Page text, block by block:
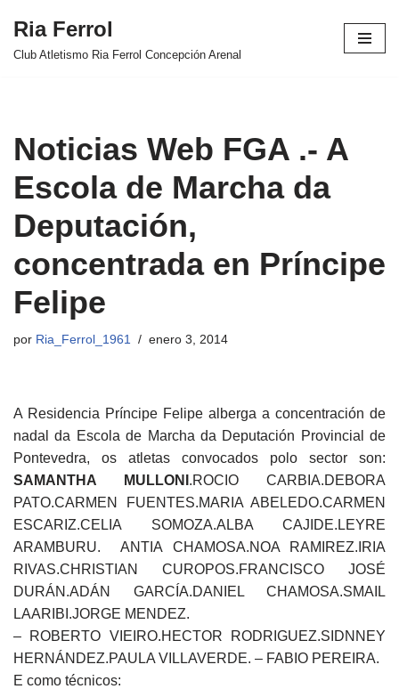
Saltar
Ria Ferrol
Club Atletismo Ria Ferrol Concepción Arenal
Noticias Web FGA .- A
Escola de Marcha da
Deputación,
concentrada en Príncipe
Felipe
por Ria_Ferrol_1961 enero 3, 2014
A Residencia Príncipe Felipe alberga a concentración de
nadal da Escola de Marcha da Deputación Provincial de
Pontevedra, os atletas convocados polo sector son:
SAMANTHA MULLONI .ROCIO CARBIA.DEBORA
PATO.CARMEN FUENTES.MARIA ABELEDO.CARMEN
ESCARIZ.CELIA SOMOZA.ALBA CAJIDE.LEYRE
ARAMBURU. ANTIA CHAMOSA.NOA RAMIREZ.IRIA
RIVAS.CHRISTIAN CUROPOS.FRANCISCO JOSÉ
DURÁN.ADÁN GARCÍA.DANIEL CHAMOSA.SMAIL
LAARIBI.JORGE MENDEZ.
– ROBERTO VIEIRO.HECTOR RODRIGUEZ.SIDNNEY
HERNÁNDEZ.PAULA VILLAVERDE. – FABIO PEREIRA.
E como técnicos: